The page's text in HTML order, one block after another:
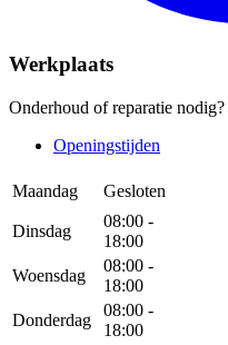
Werkplaats
Onderhoud of reparatie nodig?
Openingstijden
Maandag Gesloten
Dinsdag
08:00 -
18:00
Woensdag
08:00 -
18:00
Donderdag
08:00 -
18:00